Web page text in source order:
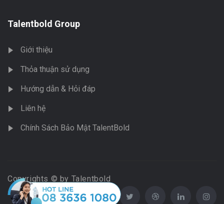
Talentbold Group
Giới thiệu
Thỏa thuận sử dụng
Hướng dẫn & Hỏi đáp
Liên hệ
Chính Sách Bảo Mật TalentBold
Copyrights © by Talentbold